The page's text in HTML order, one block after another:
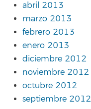
abril 2013
marzo 2013
febrero 2013
enero 2013
diciembre 2012
noviembre 2012
octubre 2012
septiembre 2012